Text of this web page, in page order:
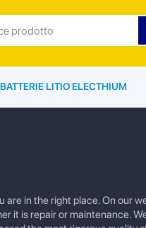
BATTERIE LITIO ELECTHIUM
are in the right place. On our
it is repair or maintenance.